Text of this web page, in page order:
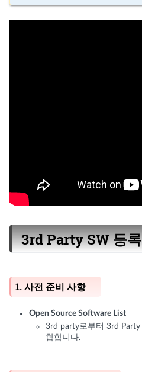
3rd Party SW 등
1. 사전 준비 사항
Open Source Software List
3rd party로부터 3rd Party
합합니다.